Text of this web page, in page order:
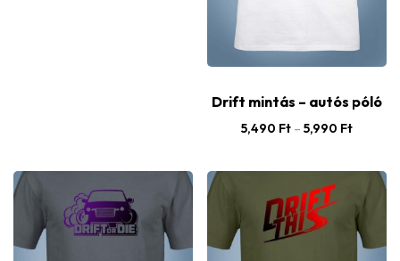
Drift mintás – autós póló
5,490 Ft – 5,990 Ft